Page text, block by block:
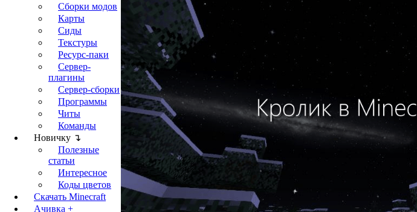
Сборки модов
Карты
Сиды
Текстуры
Ресурс-паки
Сервер-
плагины
Сервер-сборки
Программы
Читы
Команды
Новичку ↴
Полезные
статьи
Интересное
Коды цветов
Скачать Minecraft
Ачивка +